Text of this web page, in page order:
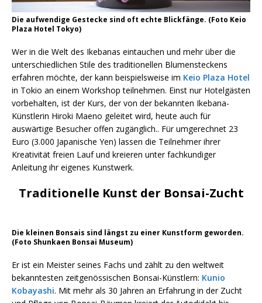
Die aufwendige Gestecke sind oft echte Blickfänge. (Foto Keio
Plaza Hotel Tokyo)
Wer in die Welt des Ikebanas eintauchen und mehr über die
unterschiedlichen Stile des traditionellen Blumensteckens
erfahren möchte, der kann beispielsweise im Keio Plaza Hotel
in Tokio an einem Workshop teilnehmen. Einst nur Hotelgästen
vorbehalten, ist der Kurs, der von der bekannten Ikebana-
Künstlerin Hiroki Maeno geleitet wird, heute auch für
auswärtige Besucher offen zugänglich.. Für umgerechnet 23
Euro (3.000 Japanische Yen) lassen die Teilnehmer ihrer
Kreativität freien Lauf und kreieren unter fachkundiger
Anleitung ihr eigenes Kunstwerk.
Traditionelle Kunst der Bonsai-Zucht
Die kleinen Bonsais sind längst zu einer Kunstform geworden.
(Foto Shunkaen Bonsai Museum)
Er ist ein Meister seines Fachs und zählt zu den weltweit
bekanntesten zeitgenössischen Bonsai-Künstlern: Kunio
Kobayashi. Mit mehr als 30 Jahren an Erfahrung in der Zucht